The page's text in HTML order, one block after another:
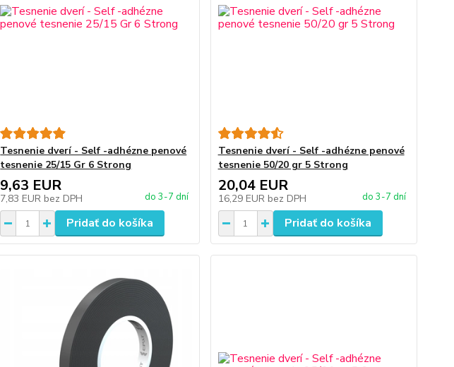
Tesnenie dverí - Self -adhézne penové
tesnenie 25/15 Gr 6 Strong
9,63 EUR
7,83 EUR bez DPH do 3-7 dní
Pridať do košíka
Tesnenie dverí - Self -adhézne penové
tesnenie 50/20 gr 5 Strong
20,04 EUR
16,29 EUR bez DPH do 3-7 dní
Pridať do košíka